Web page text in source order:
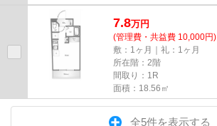
7.8万円
(管理費・共益費 10,000円)
敷：1ヶ月｜礼：1ヶ月
所在階：2階
間取り：1R
面積：18.56㎡
全5件を表示する